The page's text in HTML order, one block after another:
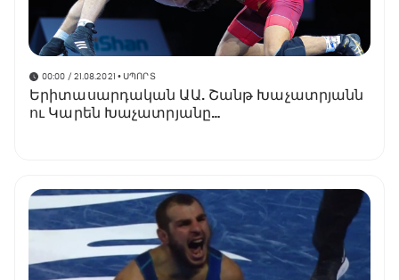
00:00 / 21.08.2021 • ՍՊՈՐՏ
Երիտասարդական ԱԱ. Շանթ Խաչատրյանն
ու Կարեն Խաչատրյանը